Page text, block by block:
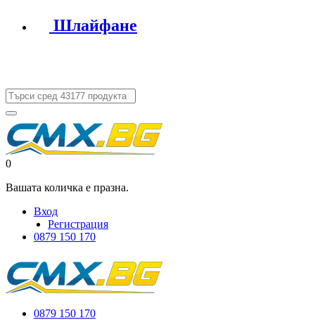
Шлайфане
0
Вашата количка е празна.
Вход
Регистрация
0879 150 170
0879 150 170